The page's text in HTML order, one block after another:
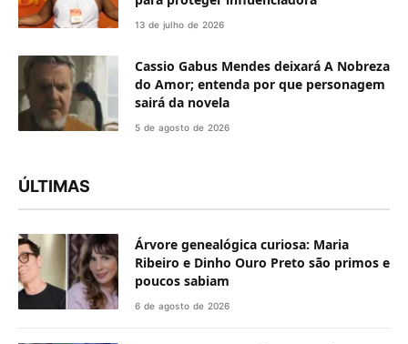
13 de julho de 2026
Cassio Gabus Mendes deixará A Nobreza
do Amor; entenda por que personagem
sairá da novela
5 de agosto de 2026
ÚLTIMAS
Árvore genealógica curiosa: Maria
Ribeiro e Dinho Ouro Preto são primos e
poucos sabiam
6 de agosto de 2026